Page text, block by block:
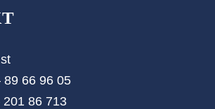
89 66 96 05‬
201 86 713